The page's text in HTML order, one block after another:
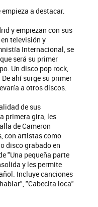
a destacar.
y empiezan con sus
televisión y
Internacional, se
será su primer
Un disco pop rock,
ahí surge su primer
a otros discos.
de sus
primera gira, les
de Cameron
con artistas como
disco grabado en
"Una pequeña parte
y les permite
Incluye canciones
"Cabecita loca"